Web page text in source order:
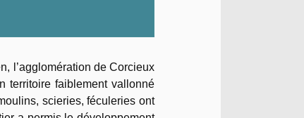
l’agglomération de Corcieux
territoire faiblement vallonné
scieries, féculeries ont